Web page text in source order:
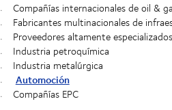
Compañías internacionales de oil &
Fabricantes multinacionales de
Proveedores altamente especializados
Industria petroquímica
Industria metalúrgica
Automoción
Compañías EPC